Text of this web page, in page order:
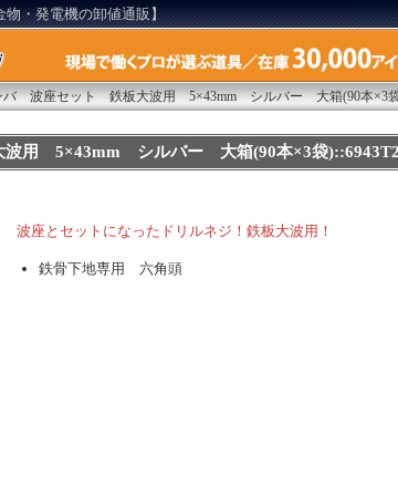
物・発電機の卸値通販】
バ 波座セット 鉄板大波用 5×43mm シルバー 大箱(90本×3
用 5×43mm シルバー 大箱(90本×3袋
波座とセットになったドリルネジ！鉄板大波用！
鉄骨下地専用 六角頭